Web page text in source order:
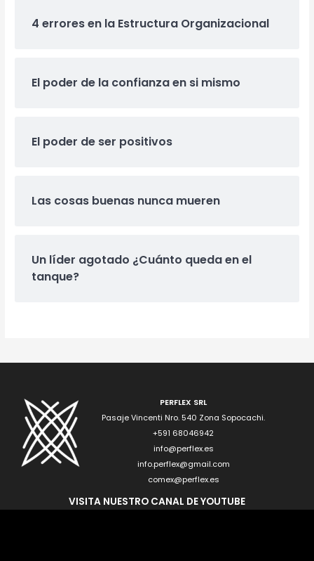
4 errores en la Estructura Organizacional
El poder de la confianza en si mismo
El poder de ser positivos
Las cosas buenas nunca mueren
Un líder agotado ¿Cuánto queda en el
tanque?
PERFLEX SRL
Pasaje Vincenti Nro. 540 Zona Sopocachi.
+591 68046942
info@perflex.es
info.perflex@gmail.com
comex@perflex.es
VISITA NUESTRO CANAL DE YOUTUBE